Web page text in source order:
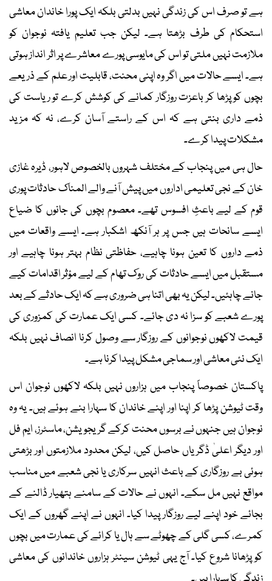
ہے تو صرف اس کی زندگی نہیں بدلتی بلکہ ایک پورا خاندان معاشی
استحکام کی طرف بڑھتا ہے۔ لیکن جب تعلیم یافتہ نوجوان کو
ملازمت نہیں ملتی تو اس کی مایوسی پورے معاشرے پر اثر انداز ہوتی
ہے۔ ایسے حالات میں اگر وہ اپنی محنت، قابلیت اور علم کے ذریعے
بچوں کو پڑھا کر باعزت روزگار کمانے کی کوشش کرے تو ریاست کی
ذمے داری بنتی ہے کہ اس کے راستے آسان کرے، نہ کہ مزید
مشکلات پیدا کرے۔
حال ہی میں پنجاب کے مختلف شہروں بالخصوص لاہور، ڈیرہ غازی
خان کے نجی تعلیمی اداروں میں پیش آنے والے المناک حادثات پوری
قوم کے لیے باعثِ افسوس تھے۔ معصوم بچوں کی جانوں کا ضیاع
ایسے سانحات ہیں جس پر ہر آنکھ اشکبار ہے۔ ایسے واقعات میں
ذمے داروں کا تعین ہونا چاہیے، حفاظتی نظام بہتر ہونا چاہیے اور
مستقبل میں ایسے حادثات کی روک تھام کے لیے مؤثر اقدامات کیے
جانے چاہئیں۔ لیکن یہ بھی اتنا ہی ضروری ہے کہ ایک حادثے کے بعد
پورے شعبے کو سزا نہ دی جائے۔ کسی ایک عمارت کی کمزوری کی
قیمت لاکھوں نوجوانوں کے روزگار سے وصول کرنا انصاف نہیں بلکہ
ایک نئی معاشی اور سماجی مشکل پیدا کرنا ہے۔
پاکستان خصوصاً پنجاب میں ہزاروں نہیں بلکہ لاکھوں نوجوان اس
وقت ٹیوشن پڑھا کر اپنا اور اپنے خاندان کا سہارا بنے ہوئے ہیں۔ یہ وہ
نوجوان ہیں جنہوں نے برسوں محنت کرکے گریجویشن، ماسٹرز، ایم فل
اور دیگر اعلیٰ ڈگریاں حاصل کیں، لیکن محدود ملازمتوں اور بڑھتی
ہوئی بے روزگاری کے باعث انہیں سرکاری یا نجی شعبے میں مناسب
مواقع نہیں مل سکے۔ انہوں نے حالات کے سامنے ہتھیار ڈالنے کے
بجائے خود اپنے لیے روزگار پیدا کیا۔ انہوں نے اپنے گھروں کے ایک
کمرے، کسی گلی کے چھوٹے سے ہال یا کرائے کی عمارت میں بچوں
کو پڑھانا شروع کیا۔ آج یہی ٹیوشن سینٹر ہزاروں خاندانوں کی معاشی